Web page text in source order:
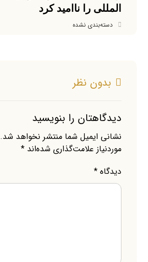
المللی را ناامید کرد
دسته‌بندی نشده
بدون نظر
دیدگاهتان را بنویسید
نشانی ایمیل شما منتشر نخواهد شد.
موردنیاز علامت‌گذاری شده‌اند*
دیدگاه*